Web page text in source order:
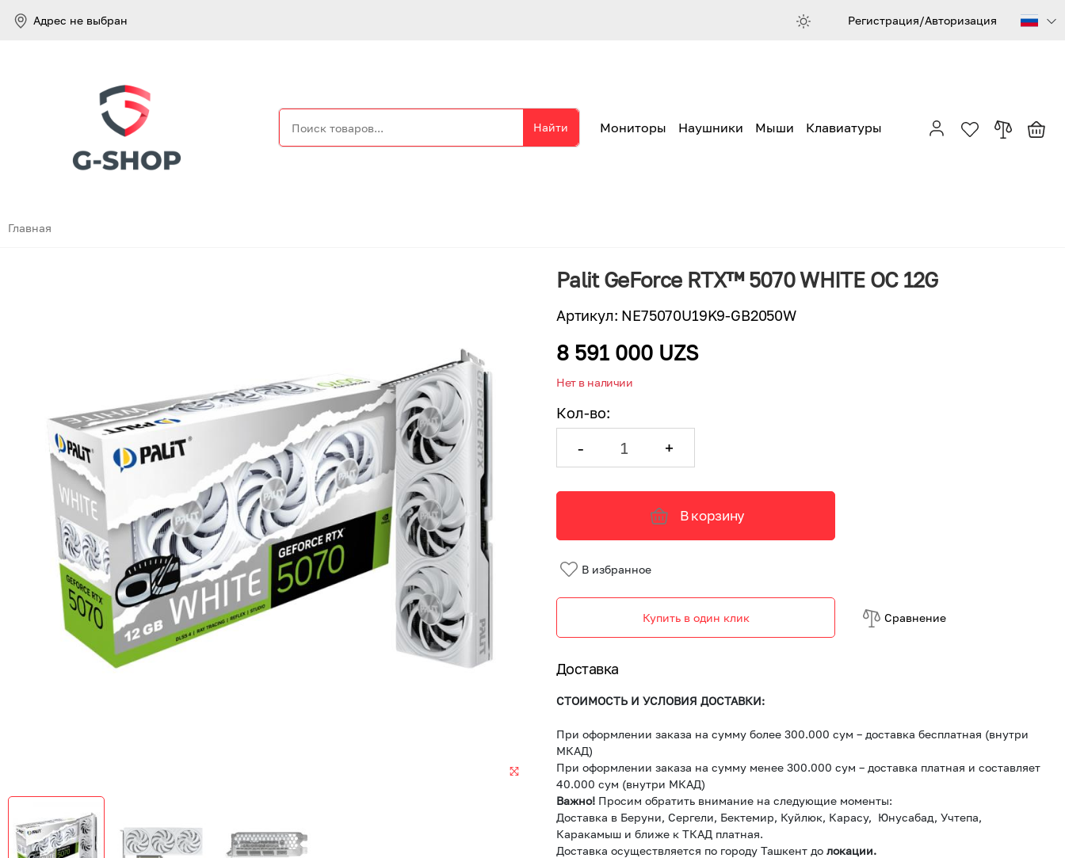
Адрес не выбран Регистрация/Авторизация
Найти Найти Мониторы Наушники Мыши Клавиатуры
Главная
Palit GeForce RTX™ 5070 WHITE OC 12G
Артикул: NE75070U19K9-GB2050W
8 591 000 UZS
Нет в наличии
Кол-во:
- +
В корзину
В избранное
Купить в один клик Cравнение
Доставка
СТОИМОСТЬ И УСЛОВИЯ ДОСТАВКИ:
При оформлении заказа на сумму более 300.000 сум – доставка бесплатная (внутри
МКАД)
При оформлении заказа на сумму менее 300.000 сум – доставка платная и составляет
40.000 сум (внутри МКАД)
Важно! Просим обратить внимание на следующие моменты:
Доставка в Беруни, Сергели, Бектемир, Куйлюк, Карасу, Юнусабад, Учтепа,
Каракамыш и ближе к ТКАД платная.
Доставка осуществляется по городу Ташкент до локации.